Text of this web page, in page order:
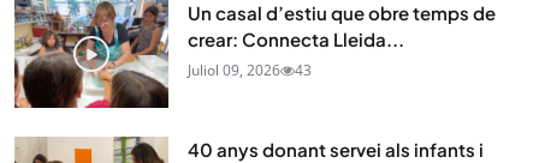
Un casal d’estiu que obre temps de
crear: Connecta Lleida...
Juliol 09, 2026 43
40 anys donant servei als infants i